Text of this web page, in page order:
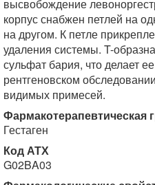
высвобождение
корпус снабжен петлей на
на другом. К петле
удаления системы. T-
сульфат бария, что делает
рентгеновском
видимых примесей.
Фармакотерапевтическая
Гестаген
Код АТХ
G02BA03